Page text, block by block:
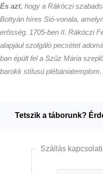
És azt, hogy a Rákóczi
Bottyán híres Sió-vonala,
erősség. 1705-ben II. Rákóczi
alapjául szolgáló pecsétet
ban épült fel a Szűz Mária
barokk stílusú plébániatemplom.
Tetszik a táborunk?
Szállás